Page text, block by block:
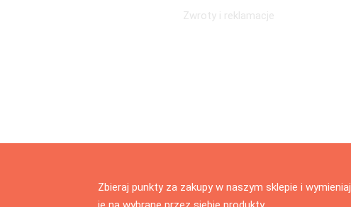
Zwroty i reklamacje
Zbieraj punkty za zakupy w naszym sklepie i wymieniaj